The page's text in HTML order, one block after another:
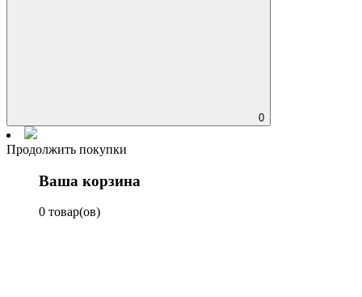
0
Продолжить покупки
Ваша корзина
0 товар(ов)